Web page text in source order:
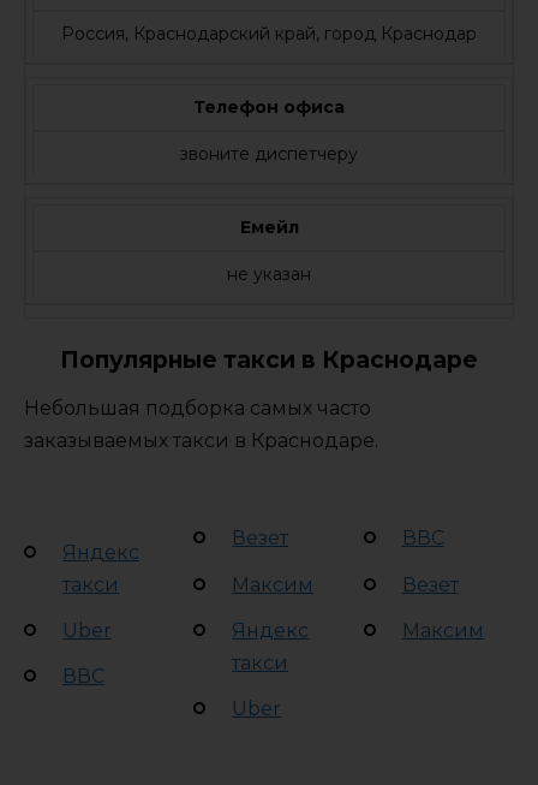
Россия, Краснодарский край, город Краснодар
Телефон офиса
звоните диспетчеру
Емейл
не указан
Популярные такси в Краснодаре
Небольшая подборка самых часто
заказываемых такси в Краснодаре.
Яндекс
такси
Uber
ВВС
Везет
Максим
Яндекс
такси
Uber
ВВС
Везет
Максим